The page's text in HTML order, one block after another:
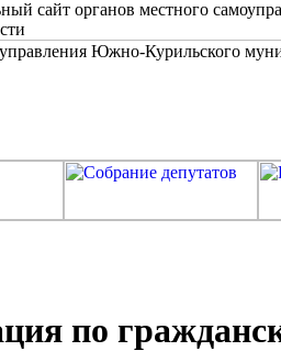
сайт органов местного
по